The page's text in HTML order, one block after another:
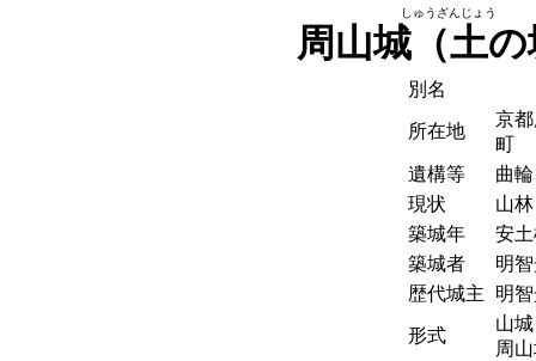
周山城（土
別名
所在地
京
町
遺構等
曲
現状
山林
築城年
安
築城者
明
歴代城主
明
形式
山
周
しゅうざんじょう